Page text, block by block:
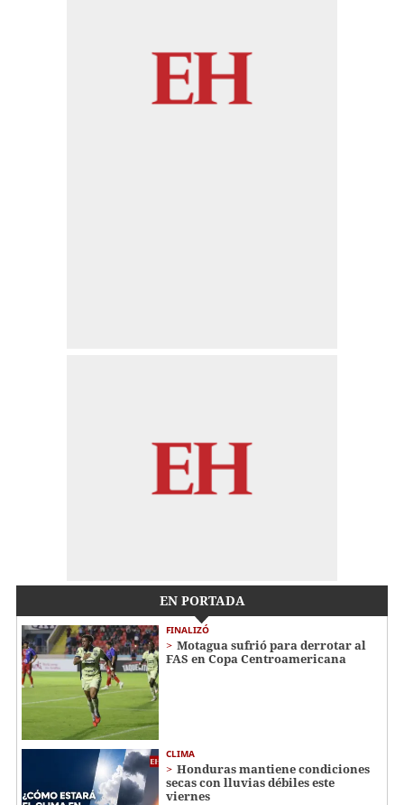
EN PORTADA
FINALIZÓ
Motagua sufrió para derrotar al
FAS en Copa Centroamericana
CLIMA
Honduras mantiene condiciones
secas con lluvias débiles este
viernes